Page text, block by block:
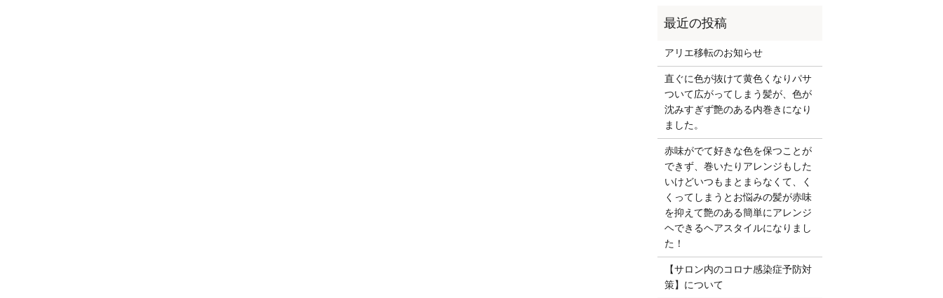
アリエ移転のお知らせ
直ぐに色が抜けて黄色くなりパサ
ついて広がってしまう髪が、色が
沈みすぎず艶のある内巻きになり
ました。
赤味がでて好きな色を保つことが
できず、巻いたりアレンジもした
いけどいつもまとまらなくて、く
くってしまうとお悩みの髪が赤味
を抑えて艶のある簡単にアレンジ
ヘできるヘアスタイルになりまし
た！
【サロン内のコロナ感染症予防対
策】について